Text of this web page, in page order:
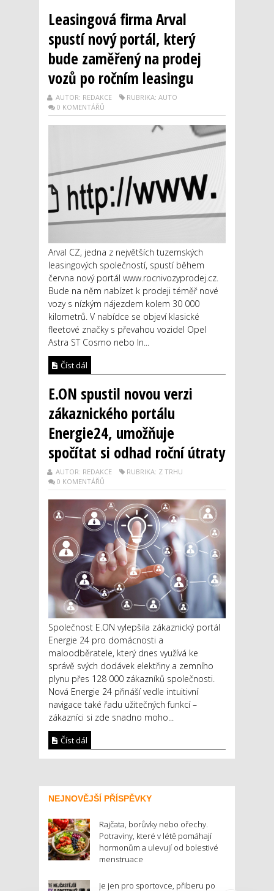
Leasingová firma Arval
spustí nový portál, který
bude zaměřený na prodej
vozů po ročním leasingu
AUTOR: REDAKCE
RUBRIKA: AUTO
0 KOMENTÁŘŮ
Arval CZ, jedna z největších tuzemských
leasingových společností, spustí během
června nový portál www.rocnivozyprodej.cz.
Bude na něm nabízet k prodeji téměř nové
vozy s nízkým nájezdem kolem 30 000
kilometrů. V nabídce se objeví klasické
fleetové značky s převahou vozidel Opel
Astra ST Cosmo nebo In...
Číst dál
E.ON spustil novou verzi
zákaznického portálu
Energie24, umožňuje
spočítat si odhad roční útraty
AUTOR: REDAKCE
RUBRIKA: Z TRHU
0 KOMENTÁŘŮ
Společnost E.ON vylepšila zákaznický portál
Energie 24 pro domácnosti a
maloodběratele, který dnes využívá ke
správě svých dodávek elektřiny a zemního
plynu přes 128 000 zákazníků společnosti.
Nová Energie 24 přináší vedle intuitivní
navigace také řadu užitečných funkcí –
zákazníci si zde snadno moho...
Číst dál
NEJNOVĚJŠÍ PŘÍSPĚVKY
Rajčata, borůvky nebo ořechy.
Potraviny, které v létě pomáhají
hormonům a ulevují od bolestivé
menstruace
Je jen pro sportovce, přiberu po